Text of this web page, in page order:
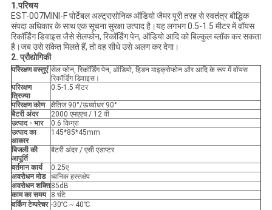
1.परिचय
EST-007MINI-F पोर्टेबल अल्ट्रासोनिक ऑडियो जैमर पूरी तरह से स्वतंत्र बौद्धिक
संपदा अधिकार के साथ एक सूचना सुरक्षा उत्पाद है।यह लगभग 0.5-1.5 मीटर में वॉयस
रिकॉर्डिंग डिवाइस जैसे सेलफोन, रिकॉर्डिंग पेन, ऑडियो आदि को बिल्कुल ब्लॉक कर सकता
है।जब उसे संकेत मिलते हैं, तो वह सीधे उसे अलग कर देगा।
2. प्रौद्योगिकी
परिरक्षण वस्तुएं सेल फोन, रिकॉर्डिंग पेन, ऑडियो, हिडन माइक्रोफोन और आदि के रूप में वॉयस
रिकॉर्डिंग डिवाइस।
परिरक्षण
त्रिज्या
0.5-1.5 मीटर
परिरक्षण कोण
क्षैतिज 90°/ऊर्ध्वाधर 90°
बैटरी अंदर
2000 एमएएच / 12 वी
उत्पाद - भार
0.6 किग्रा
उत्पाद का
आकार
145*85*45mm
बिजली की
आपूर्ति
बैटरी अंदर / एसी एडाप्टर
वर्तमान कार्य
0.25ए
अवरोधन मोड
ध्वनिक हस्तक्षेप
अवरोधन शक्ति85dB
काम का समय
8 घंटे
वर्किंग टेम्परेचर -30℃～40℃